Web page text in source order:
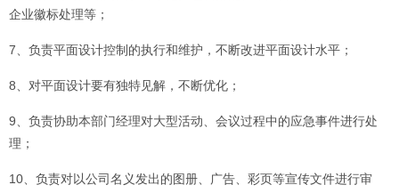
企业徽标处理等；
7、负责平面设计控制的执行和维护，不断改进平面设计水平；
8、对平面设计要有独特见解，不断优化；
9、负责协助本部门经理对大型活动、会议过程中的应急事件进行处
理；
10、负责对以公司名义发出的图册、广告、彩页等宣传文件进行审